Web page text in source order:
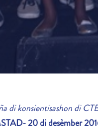
di konsientisashon di
20 di desèmber